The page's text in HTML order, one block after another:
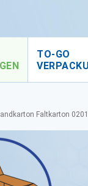
TO-GO
Faltkarton